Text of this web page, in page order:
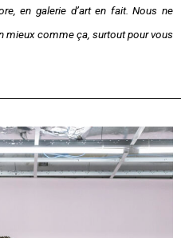
en galerie d’art en fait. Nous ne
mieux comme ça, surtout pour vous